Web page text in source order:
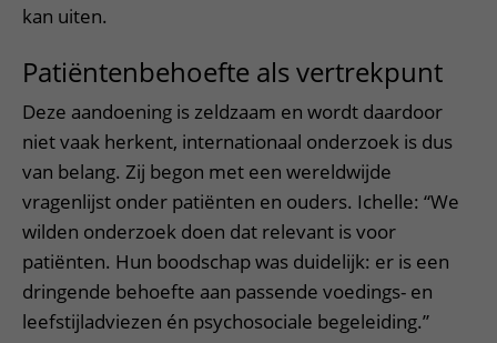
kan uiten.
Patiëntenbehoefte als vertrekpunt
Deze aandoening is zeldzaam en wordt daardoor
niet vaak herkent, internationaal onderzoek is dus
van belang. Zij begon met een wereldwijde
vragenlijst onder patiënten en ouders. Ichelle: “We
wilden onderzoek doen dat relevant is voor
patiënten. Hun boodschap was duidelijk: er is een
dringende behoefte aan passende voedings- en
leefstijladviezen én psychosociale begeleiding.”